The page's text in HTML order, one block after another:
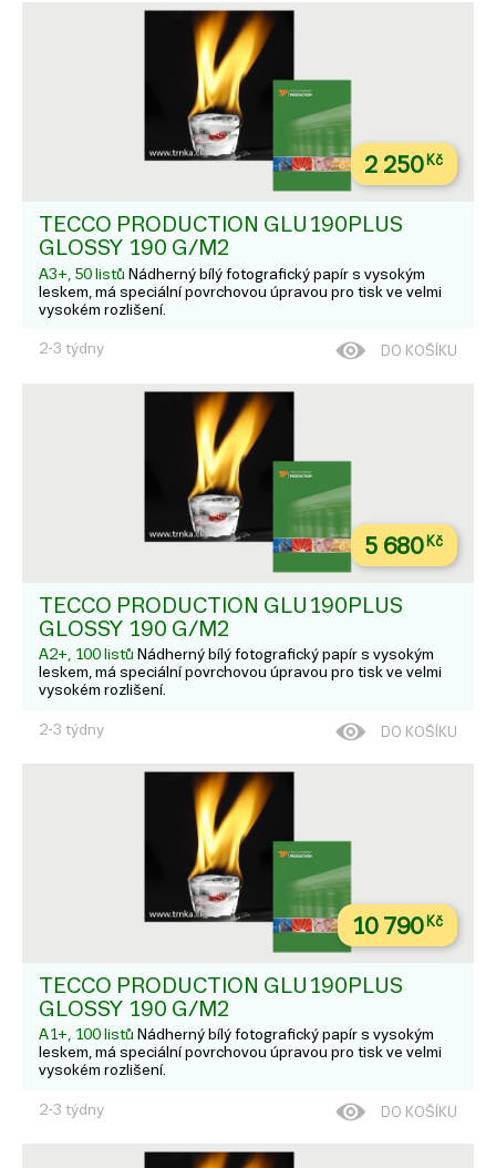
2 250Kč
TECCO PRODUCTION GLU190PLUS
GLOSSY 190 G/M2
A3+, 50 listů Nádherný bílý fotografický papír s vysokým
leskem, má speciální povrchovou úpravou pro tisk ve velmi
vysokém rozlišení.
2-3 týdny DO KOŠÍKU
5 680Kč
TECCO PRODUCTION GLU190PLUS
GLOSSY 190 G/M2
A2+, 100 listů Nádherný bílý fotografický papír s vysokým
leskem, má speciální povrchovou úpravou pro tisk ve velmi
vysokém rozlišení.
2-3 týdny DO KOŠÍKU
10 790Kč
TECCO PRODUCTION GLU190PLUS
GLOSSY 190 G/M2
A1+, 100 listů Nádherný bílý fotografický papír s vysokým
leskem, má speciální povrchovou úpravou pro tisk ve velmi
vysokém rozlišení.
2-3 týdny DO KOŠÍKU